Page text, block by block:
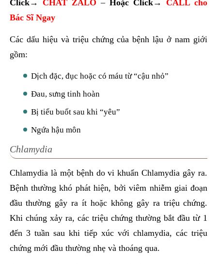
Click→ CHAT ZALO –Hoặc Click→
CALL cho
Bác Sĩ Ngay
Các dấu hiệu và triệu chứng của bệnh lậu ở nam giới
gồm:
Dịch đặc, đục hoặc có máu từ “cậu nhỏ”
Đau, sưng tinh hoàn
Bị tiểu buốt sau khi “yêu”
Ngứa hậu môn
Chlamydia
Chlamydia là một bệnh do vi khuẩn Chlamydia gây ra.
Bệnh thường khó phát hiện, bởi viêm nhiễm giai đoạn
đầu thường gây ra ít hoặc không gây ra triệu chứng.
Khi chúng xảy ra, các triệu chứng thường bắt đầu từ 1
đến 3 tuần sau khi tiếp xúc với chlamydia, các triệu
chứng mới đầu thường nhẹ và thoáng qua.